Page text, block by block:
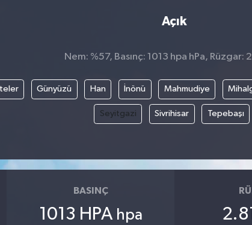
Açık
Nem: %57, Basınç: 1013 hpa hPa, Rüzgar:
Günyüzü Han İnönü Mahmudiye
Seyitgazi Sivrihisar Tepebaşı
BASINÇ
1013 HPA hpa